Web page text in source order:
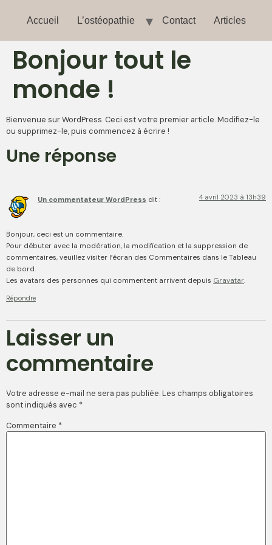
Accueil L’ostéopathie Contact Articles
Bonjour tout le
monde !
Bienvenue sur WordPress. Ceci est votre premier article. Modifiez-le
ou supprimez-le, puis commencez à écrire !
Une réponse
Un commentateur WordPress dit : 4 avril 2023 à 13h39
Bonjour, ceci est un commentaire.
Pour débuter avec la modération, la modification et la suppression de
commentaires, veuillez visiter l’écran des Commentaires dans le Tableau
de bord.
Les avatars des personnes qui commentent arrivent depuis Gravatar.
Répondre
Laisser un
commentaire
Votre adresse e-mail ne sera pas publiée.Les champs obligatoires
sont indiqués avec *
Commentaire *